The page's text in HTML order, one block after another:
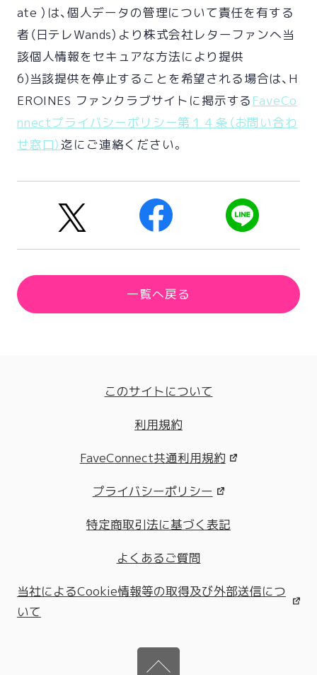
ate ）は、個人データの管理について責任を有する
者（日テレWands）より株式会社レターファンへ当
該個人情報をセキュアな方法により提供
6)当該提供を停止することを希望される場合は、H
EROINES ファンクラブサイトに掲示する FaveCo
nnectプライバシーポリシー第１４条（お問い合わ
せ窓口）迄にご連絡ください。
一覧へ戻る
このサイトについて
利用規約
FaveConnect共通利用規約
プライバシーポリシー
特定商取引法に基づく表記
よくあるご質問
当社によるCookie情報等の取得及び外部送信につ
いて